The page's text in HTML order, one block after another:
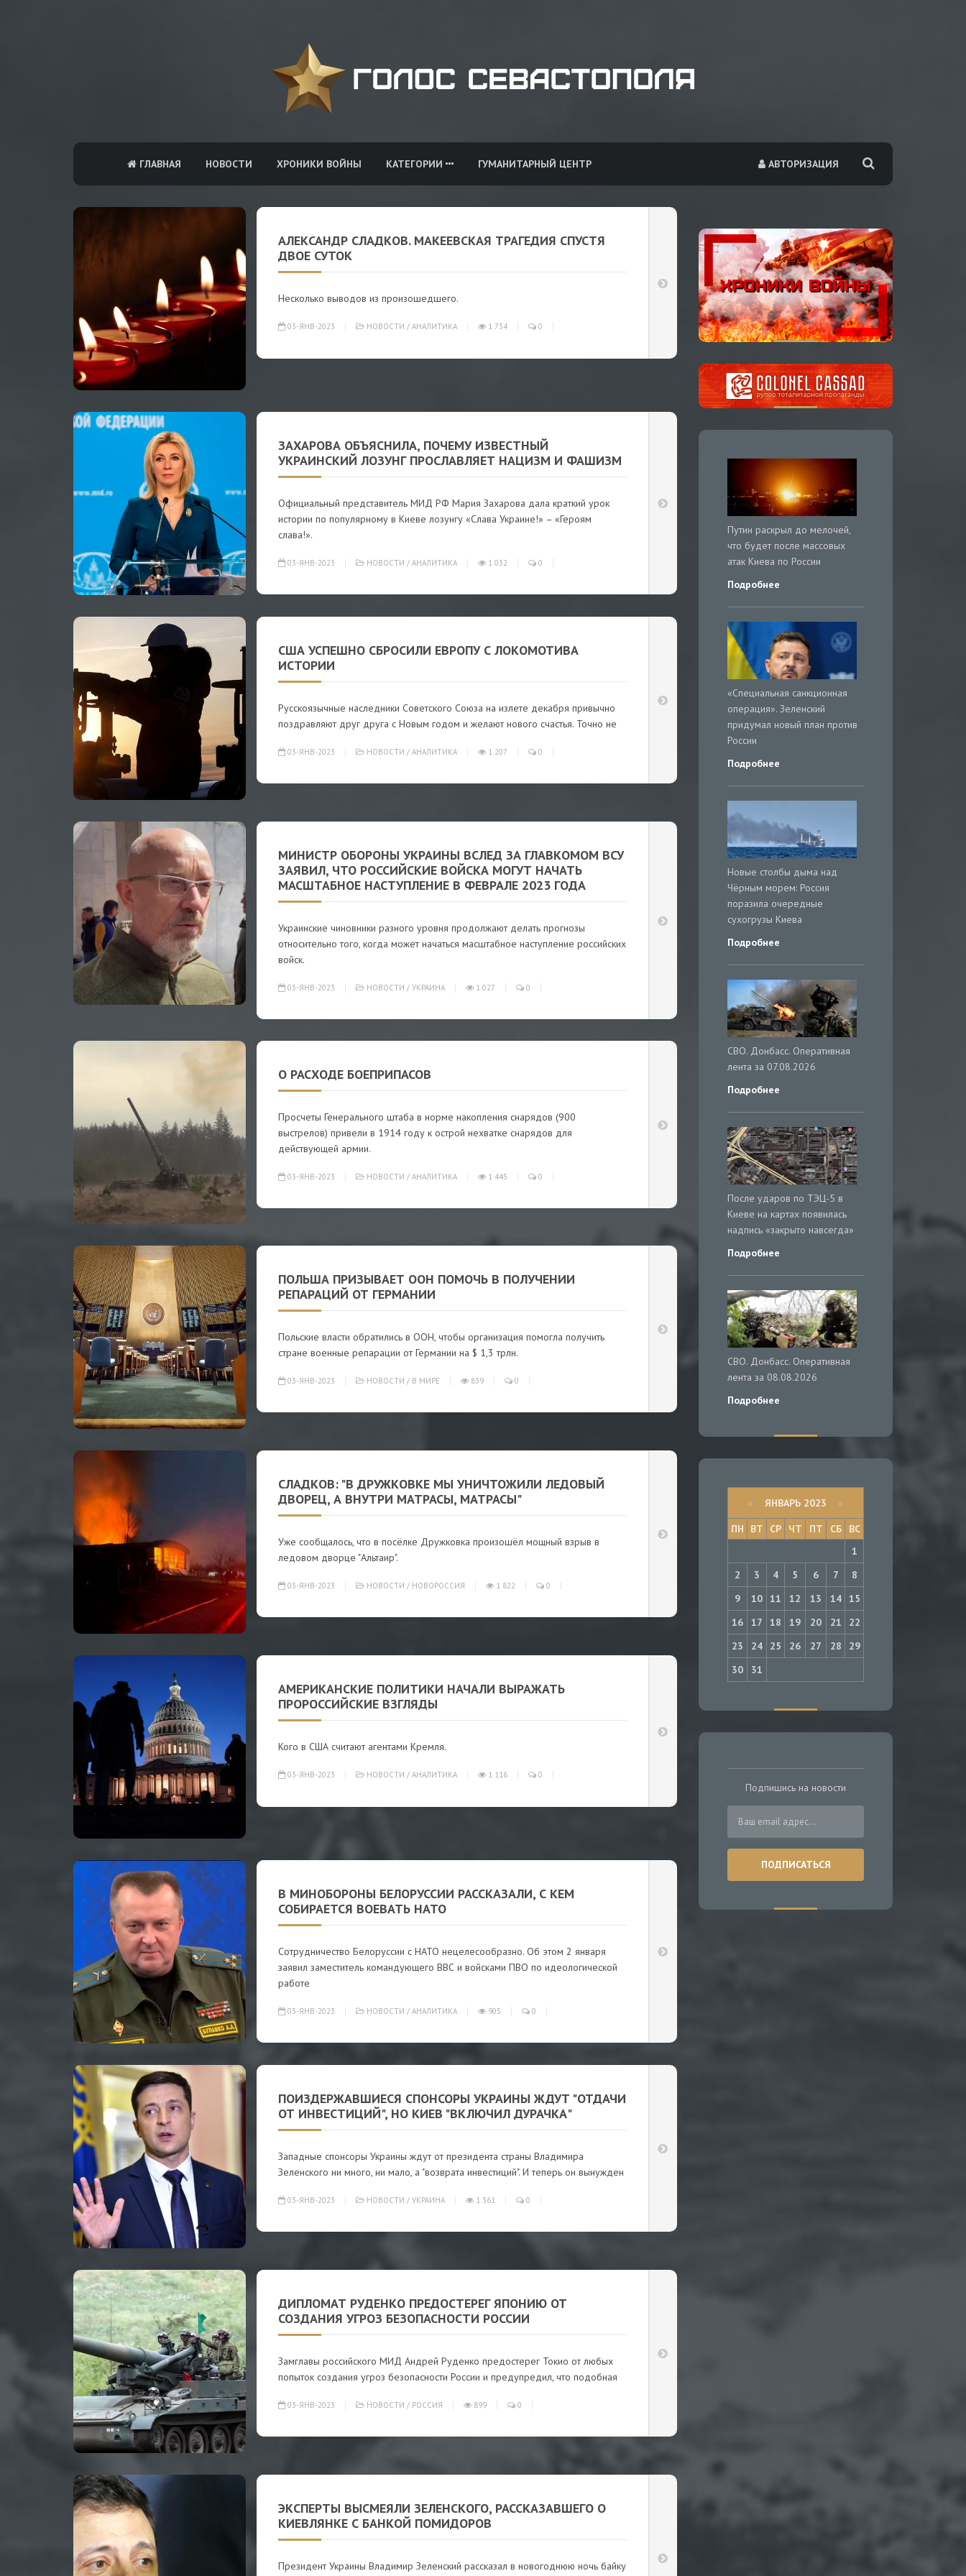
АВТОРИЗАЦИЯ
ГЛАВНАЯ НОВОСТИ ХРОНИКИ ВОЙНЫ КАТЕГОРИИ ГУМАНИТАРНЫЙ ЦЕНТР
АЛЕКСАНДР СЛАДКОВ. МАКЕЕВСКАЯ ТРАГЕДИЯ СПУСТЯ
ДВОЕ СУТОК
Несколько выводов из произошедшего.
03-ЯНВ-2023 НОВОСТИ / АНАЛИТИКА 1 734 0
ЗАХАРОВА ОБЪЯСНИЛА, ПОЧЕМУ ИЗВЕСТНЫЙ
УКРАИНСКИЙ ЛОЗУНГ ПРОСЛАВЛЯЕТ НАЦИЗМ И ФАШИЗМ
Официальный представитель МИД РФ Мария Захарова дала краткий урок
истории по популярному в Киеве лозунгу «Слава Украине!» – «Героям
слава!».
03-ЯНВ-2023 НОВОСТИ / АНАЛИТИКА 1 032 0
США УСПЕШНО СБРОСИЛИ ЕВРОПУ С ЛОКОМОТИВА
ИСТОРИИ
Русскоязычные наследники Советского Союза на излете декабря привычно
поздравляют друг друга с Новым годом и желают нового счастья. Точно не
03-ЯНВ-2023 НОВОСТИ / АНАЛИТИКА 1 207 0
МИНИСТР ОБОРОНЫ УКРАИНЫ ВСЛЕД ЗА ГЛАВКОМОМ ВСУ
ЗАЯВИЛ, ЧТО РОССИЙСКИЕ ВОЙСКА МОГУТ НАЧАТЬ
МАСШТАБНОЕ НАСТУПЛЕНИЕ В ФЕВРАЛЕ 2023 ГОДА
Украинские чиновники разного уровня продолжают делать прогнозы
относительно того, когда может начаться масштабное наступление российских
войск.
03-ЯНВ-2023 НОВОСТИ / УКРАИНА 1 027 0
О РАСХОДЕ БОЕПРИПАСОВ
Просчеты Генерального штаба в норме накопления снарядов (900
выстрелов) привели в 1914 году к острой нехватке снарядов для
действующей армии.
03-ЯНВ-2023 НОВОСТИ / АНАЛИТИКА 1 445 0
ПОЛЬША ПРИЗЫВАЕТ ООН ПОМОЧЬ В ПОЛУЧЕНИИ
РЕПАРАЦИЙ ОТ ГЕРМАНИИ
Польские власти обратились в ООН, чтобы организация помогла получить
стране военные репарации от Германии на $ 1,3 трлн.
03-ЯНВ-2023 НОВОСТИ / В МИРЕ 839 0
СЛАДКОВ: "В ДРУЖКОВКЕ МЫ УНИЧТОЖИЛИ ЛЕДОВЫЙ
ДВОРЕЦ, А ВНУТРИ МАТРАСЫ, МАТРАСЫ"
Уже сообщалось, что в посёлке Дружковка произошёл мощный взрыв в
ледовом дворце "Альтаир".
03-ЯНВ-2023 НОВОСТИ / НОВОРОССИЯ 1 822 0
АМЕРИКАНСКИЕ ПОЛИТИКИ НАЧАЛИ ВЫРАЖАТЬ
ПРОРОССИЙСКИЕ ВЗГЛЯДЫ
Кого в США считают агентами Кремля.
03-ЯНВ-2023 НОВОСТИ / АНАЛИТИКА 1 116 0
В МИНОБОРОНЫ БЕЛОРУССИИ РАССКАЗАЛИ, С КЕМ
СОБИРАЕТСЯ ВОЕВАТЬ НАТО
Сотрудничество Белоруссии с НАТО нецелесообразно. Об этом 2 января
заявил заместитель командующего ВВС и войсками ПВО по идеологической
работе
03-ЯНВ-2023 НОВОСТИ / АНАЛИТИКА 905 0
ПОИЗДЕРЖАВШИЕСЯ СПОНСОРЫ УКРАИНЫ ЖДУТ "ОТДАЧИ
ОТ ИНВЕСТИЦИЙ", НО КИЕВ "ВКЛЮЧИЛ ДУРАЧКА"
Западные спонсоры Украины ждут от президента страны Владимира
Зеленского ни много, ни мало, а "возврата инвестиций". И теперь он вынужден
03-ЯНВ-2023 НОВОСТИ / УКРАИНА 1 361 0
ДИПЛОМАТ РУДЕНКО ПРЕДОСТЕРЕГ ЯПОНИЮ ОТ
СОЗДАНИЯ УГРОЗ БЕЗОПАСНОСТИ РОССИИ
Замглавы российского МИД Андрей Руденко предостерег Токио от любых
попыток создания угроз безопасности России и предупредил, что подобная
03-ЯНВ-2023 НОВОСТИ / РОССИЯ 899 0
ЭКСПЕРТЫ ВЫСМЕЯЛИ ЗЕЛЕНСКОГО, РАССКАЗАВШЕГО О
КИЕВЛЯНКЕ С БАНКОЙ ПОМИДОРОВ
Президент Украины Владимир Зеленский рассказал в новогоднюю ночь байку
Путин раскрыл до мелочей,
что будет после массовых
атак Киева по России
Подробнее
«Специальная санкционная
операция». Зеленский
придумал новый план против
России
Подробнее
Новые столбы дыма над
Чёрным морем: Россия
поразила очередные
сухогрузы Киева
Подробнее
СВО. Донбасс. Оперативная
лента за 07.08.2026
Подробнее
После ударов по ТЭЦ-5 в
Киеве на картах появилась
надпись «закрыто навсегда»
Подробнее
СВО. Донбасс. Оперативная
лента за 08.08.2026
Подробнее
« ЯНВАРЬ 2023 »
ПН
ВТ СР ЧТ ПТ СБ
ВС
1
2
3 4 5 6 7
8
9
10 11 12 13 14 15
16
17 18 19 20 21
22
23
24 25 26 27 28
29
30
31
Подпишись на новости